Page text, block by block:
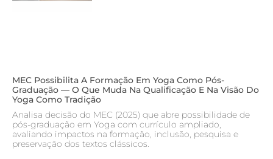
MEC Possibilita A Formação Em Yoga Como Pós-
Graduação — O Que Muda Na Qualificação E Na Visão Do
Yoga Como Tradição
Analisa decisão do MEC (2025) que abre possibilidade de
pós-graduação em Yoga com currículo ampliado,
avaliando impactos na formação, inclusão, pesquisa e
preservação dos textos clássicos.